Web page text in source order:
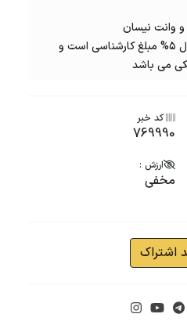
و وانت نیسان
تضمین شرکت در مزایده معادل ۵% مبلغ کارشناسی است و
می باشد
کد خبر
769990
ارزش :
مخفی
اشتراک